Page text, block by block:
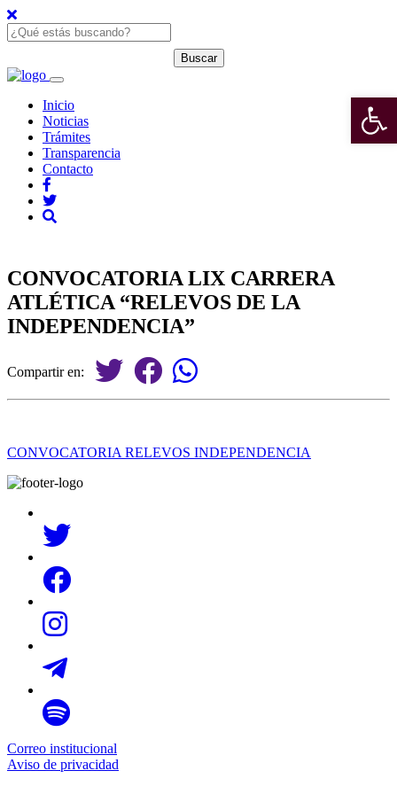
Inicio
Noticias
Trámites
Transparencia
Contacto
CONVOCATORIA LIX CARRERA
ATLÉTICA “RELEVOS DE LA
INDEPENDENCIA”
Compartir en:
CONVOCATORIA RELEVOS INDEPENDENCIA
Correo institucional
Aviso de privacidad